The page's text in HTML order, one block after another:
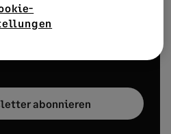
Steuern & Finanzen
abonnieren